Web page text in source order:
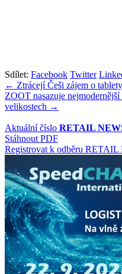
Sdílet: Facebook Twitter
Navigace
pro
← Ztrácejí Češi zájem o
ZOOT nasazuje
velikostech →
Aktuální číslo RETAIL
Stáhnout PDF
Registrovat k odběru RETAIL